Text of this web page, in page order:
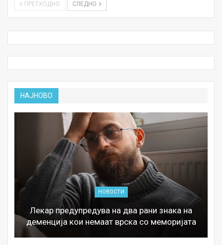
ПРЕТХОДНО СЛЕДНО
НАЈНОВО
НОВОСТИ
Лекар предупредува на два рани знака на
деменција кои немаат врска со меморијата